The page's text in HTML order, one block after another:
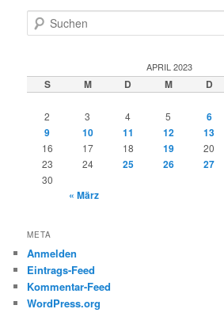
u
e
n
APRIL 2023
S M D M D
2 3 4 5 6
9
10 11 12 13
16 17 18 19 20
23 24 25 26 27
30
« März
META
Anmelden
Eintrags-Feed
Kommentar-Feed
WordPress.org